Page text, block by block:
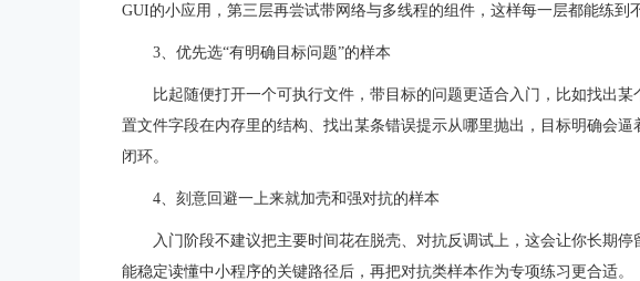
GUI的小应用，第三层再尝试带网络与多线程的组件，这样每一层都能练到
3、优先选“有明确目标问题”的样本
比起随便打开一个可执行文件，带目标的问题更适合入门，比如找出
置文件字段在内存里的结构、找出某条错误提示从哪里抛出，目标明确会
闭环。
4、刻意回避一上来就加壳和强对抗的样本
入门阶段不建议把主要时间花在脱壳、对抗反调试上，这会让你长期
能稳定读懂中小程序的关键路径后，再把对抗类样本作为专项练习更合适。